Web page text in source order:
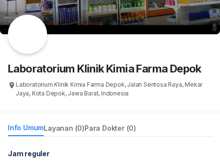
Laboratorium Klinik Kimia Farma Depok
Laboratorium Klinik Kimia Farma Depok, Jalan Sentosa Raya, Mekar
Jaya, Kota Depok, Jawa Barat, Indonesia
Info UmumLayanan (0)Para Dokter (0)
Jam reguler